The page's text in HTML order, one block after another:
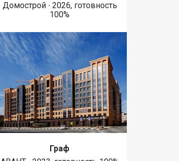
Домострой ∙ 2026, готовность
100%
Граф